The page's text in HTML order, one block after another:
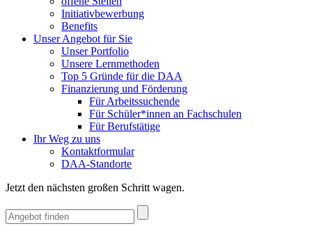
Initiativbewerbung
Benefits
Unser Angebot für Sie
Unser Portfolio
Unsere Lernmethoden
Top 5 Gründe für die DAA
Finanzierung und Förderung
Für Arbeitssuchende
Für Schüler*innen an Fachschulen
Für Berufstätige
Ihr Weg zu uns
Kontaktformular
DAA-Standorte
Jetzt den nächsten großen Schritt wagen.